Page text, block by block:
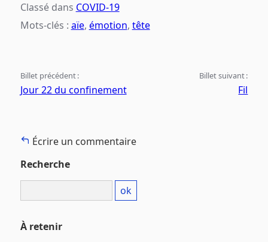
Classé dans COVID-19
Mots-clés : aïe, émotion, tête
Billet précédent :
Jour 22 du confinement
Billet suivant :
Fil
Écrire un commentaire
Recherche
À retenir